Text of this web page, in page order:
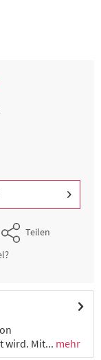
Teilen
wird. Mit... mehr